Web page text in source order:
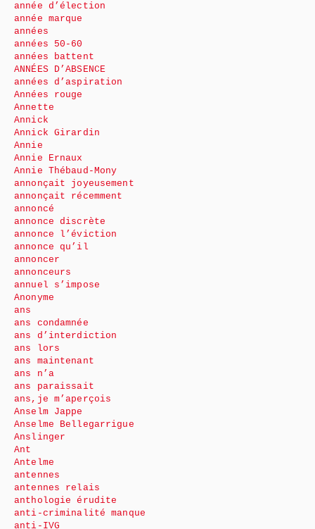
année d’élection
année marque
années
années 50-60
années battent
ANNÉES D’ABSENCE
années d’aspiration
Années rouge
Annette
Annick
Annick Girardin
Annie
Annie Ernaux
Annie Thébaud-Mony
annonçait joyeusement
annonçait récemment
annoncé
annonce discrète
annonce l’éviction
annonce qu’il
annoncer
annonceurs
annuel s’impose
Anonyme
ans
ans condamnée
ans d’interdiction
ans lors
ans maintenant
ans n’a
ans paraissait
ans,je m’aperçois
Anselm Jappe
Anselme Bellegarrigue
Anslinger
Ant
Antelme
antennes
antennes relais
anthologie érudite
anti-criminalité manque
anti-IVG